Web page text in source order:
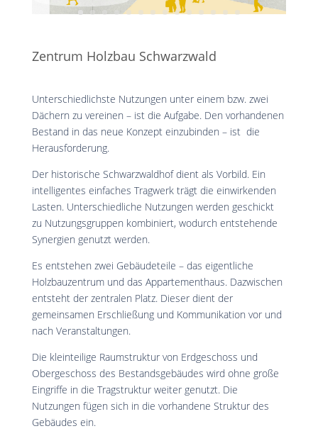
Zentrum Holzbau Schwarzwald
Unterschiedlichste Nutzungen unter einem bzw. zwei
Dächern zu vereinen – ist die Aufgabe. Den vorhandenen
Bestand in das neue Konzept einzubinden – ist die
Herausforderung.
Der historische Schwarzwaldhof dient als Vorbild. Ein
intelligentes einfaches Tragwerk trägt die einwirkenden
Lasten. Unterschiedliche Nutzungen werden geschickt
zu Nutzungsgruppen kombiniert, wodurch entstehende
Synergien genutzt werden.
Es entstehen zwei Gebäudeteile – das eigentliche
Holzbauzentrum und das Appartementhaus. Dazwischen
entsteht der zentralen Platz. Dieser dient der
gemeinsamen Erschließung und Kommunikation vor und
nach Veranstaltungen.
Die kleinteilige Raumstruktur von Erdgeschoss und
Obergeschoss des Bestandsgebäudes wird ohne große
Eingriffe in die Tragstruktur weiter genutzt. Die
Nutzungen fügen sich in die vorhandene Struktur des
Gebäudes ein.